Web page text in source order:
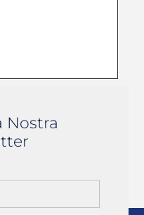
Nostra